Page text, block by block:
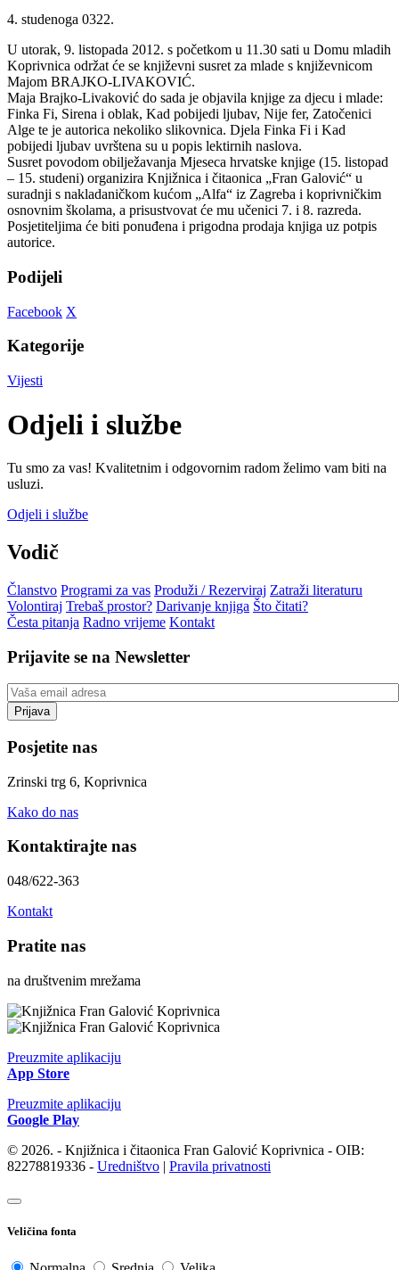
4. studenoga 0322.
U utorak, 9. listopada 2012. s početkom u 11.30 sati u Domu mladih
Koprivnica održat će se književni susret za mlade s književnicom
Majom BRAJKO-LIVAKOVIĆ.
Maja Brajko-Livaković do sada je objavila knjige za djecu i mlade:
Finka Fi, Sirena i oblak, Kad pobijedi ljubav, Nije fer, Zatočenici
Alge te je autorica nekoliko slikovnica. Djela Finka Fi i Kad
pobijedi ljubav uvrštena su u popis lektirnih naslova.
Susret povodom obilježavanja Mjeseca hrvatske knjige (15. listopad
– 15. studeni) organizira Knjižnica i čitaonica „Fran Galović“ u
suradnji s nakladaničkom kućom „Alfa“ iz Zagreba i koprivničkim
osnovnim školama, a prisustvovat će mu učenici 7. i 8. razreda.
Posjetiteljima će biti ponuđena i prigodna prodaja knjiga uz potpis
autorice.
Podijeli
Facebook X
Kategorije
Vijesti
Odjeli i službe
Tu smo za vas! Kvalitetnim i odgovornim radom želimo vam biti na
usluzi.
Odjeli i službe
Vodič
Članstvo Programi za vas Produži / Rezerviraj Zatraži literaturu
Volontiraj Trebaš prostor? Darivanje knjiga Što čitati?
Česta pitanja Radno vrijeme Kontakt
Prijavite se na Newsletter
Posjetite nas
Zrinski trg 6, Koprivnica
Kako do nas
Kontaktirajte nas
048/622-363
Kontakt
Pratite nas
na društvenim mrežama
Preuzmite aplikaciju
App Store
Preuzmite aplikaciju
Google Play
© 2026. - Knjižnica i čitaonica Fran Galović Koprivnica - OIB:
82278819336 - Uredništvo | Pravila privatnosti
Veličina fonta